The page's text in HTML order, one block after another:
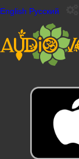
English Русский